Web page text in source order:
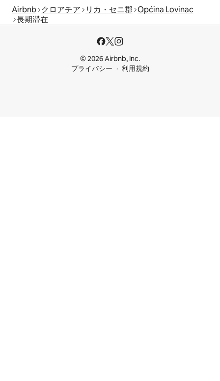
Airbnb クロアチア リカ・セニ郡 Općina Lovinac
長期滞在
© 2026 Airbnb, Inc.
プライバシー
利用規約